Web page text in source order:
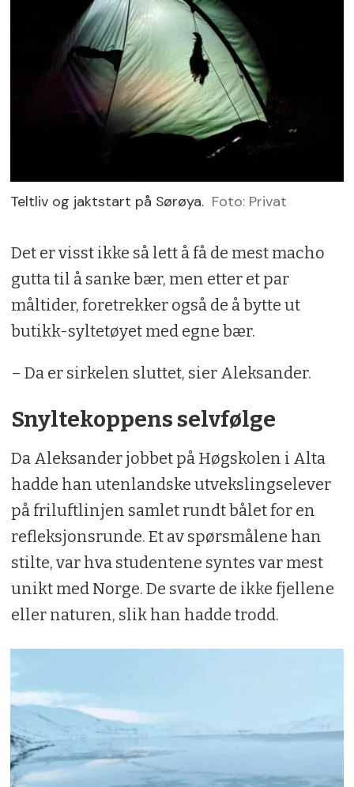
Teltliv og jaktstart på Sørøya. Foto: Privat
Det er visst ikke så lett å få de mest macho
gutta til å sanke bær, men etter et par
måltider, foretrekker også de å bytte ut
butikk-syltetøyet med egne bær.
– Da er sirkelen sluttet, sier Aleksander.
Snyltekoppens selvfølge
Da Aleksander jobbet på Høgskolen i Alta
hadde han utenlandske utvekslingselever
på friluftlinjen samlet rundt bålet for en
refleksjonsrunde. Et av spørsmålene han
stilte, var hva studentene syntes var mest
unikt med Norge. De svarte de ikke fjellene
eller naturen, slik han hadde trodd.